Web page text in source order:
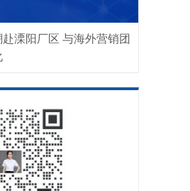
溧阳厂区 与海外营销团